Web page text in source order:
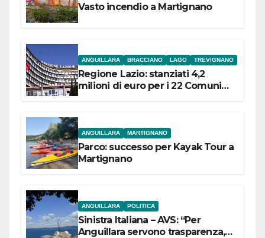
Vasto incendio a Martignano
ANGUILLARA BRACCIANO LAGO TREVIGNANO
Regione Lazio: stanziati 4,2
milioni di euro per i 22 Comuni
ANGUILLARA MARTIGNANO
Parco: successo per Kayak Tour a
Martignano
ANGUILLARA POLITICA
Sinistra Italiana – AVS: “Per
Anguillara servono trasparenza,